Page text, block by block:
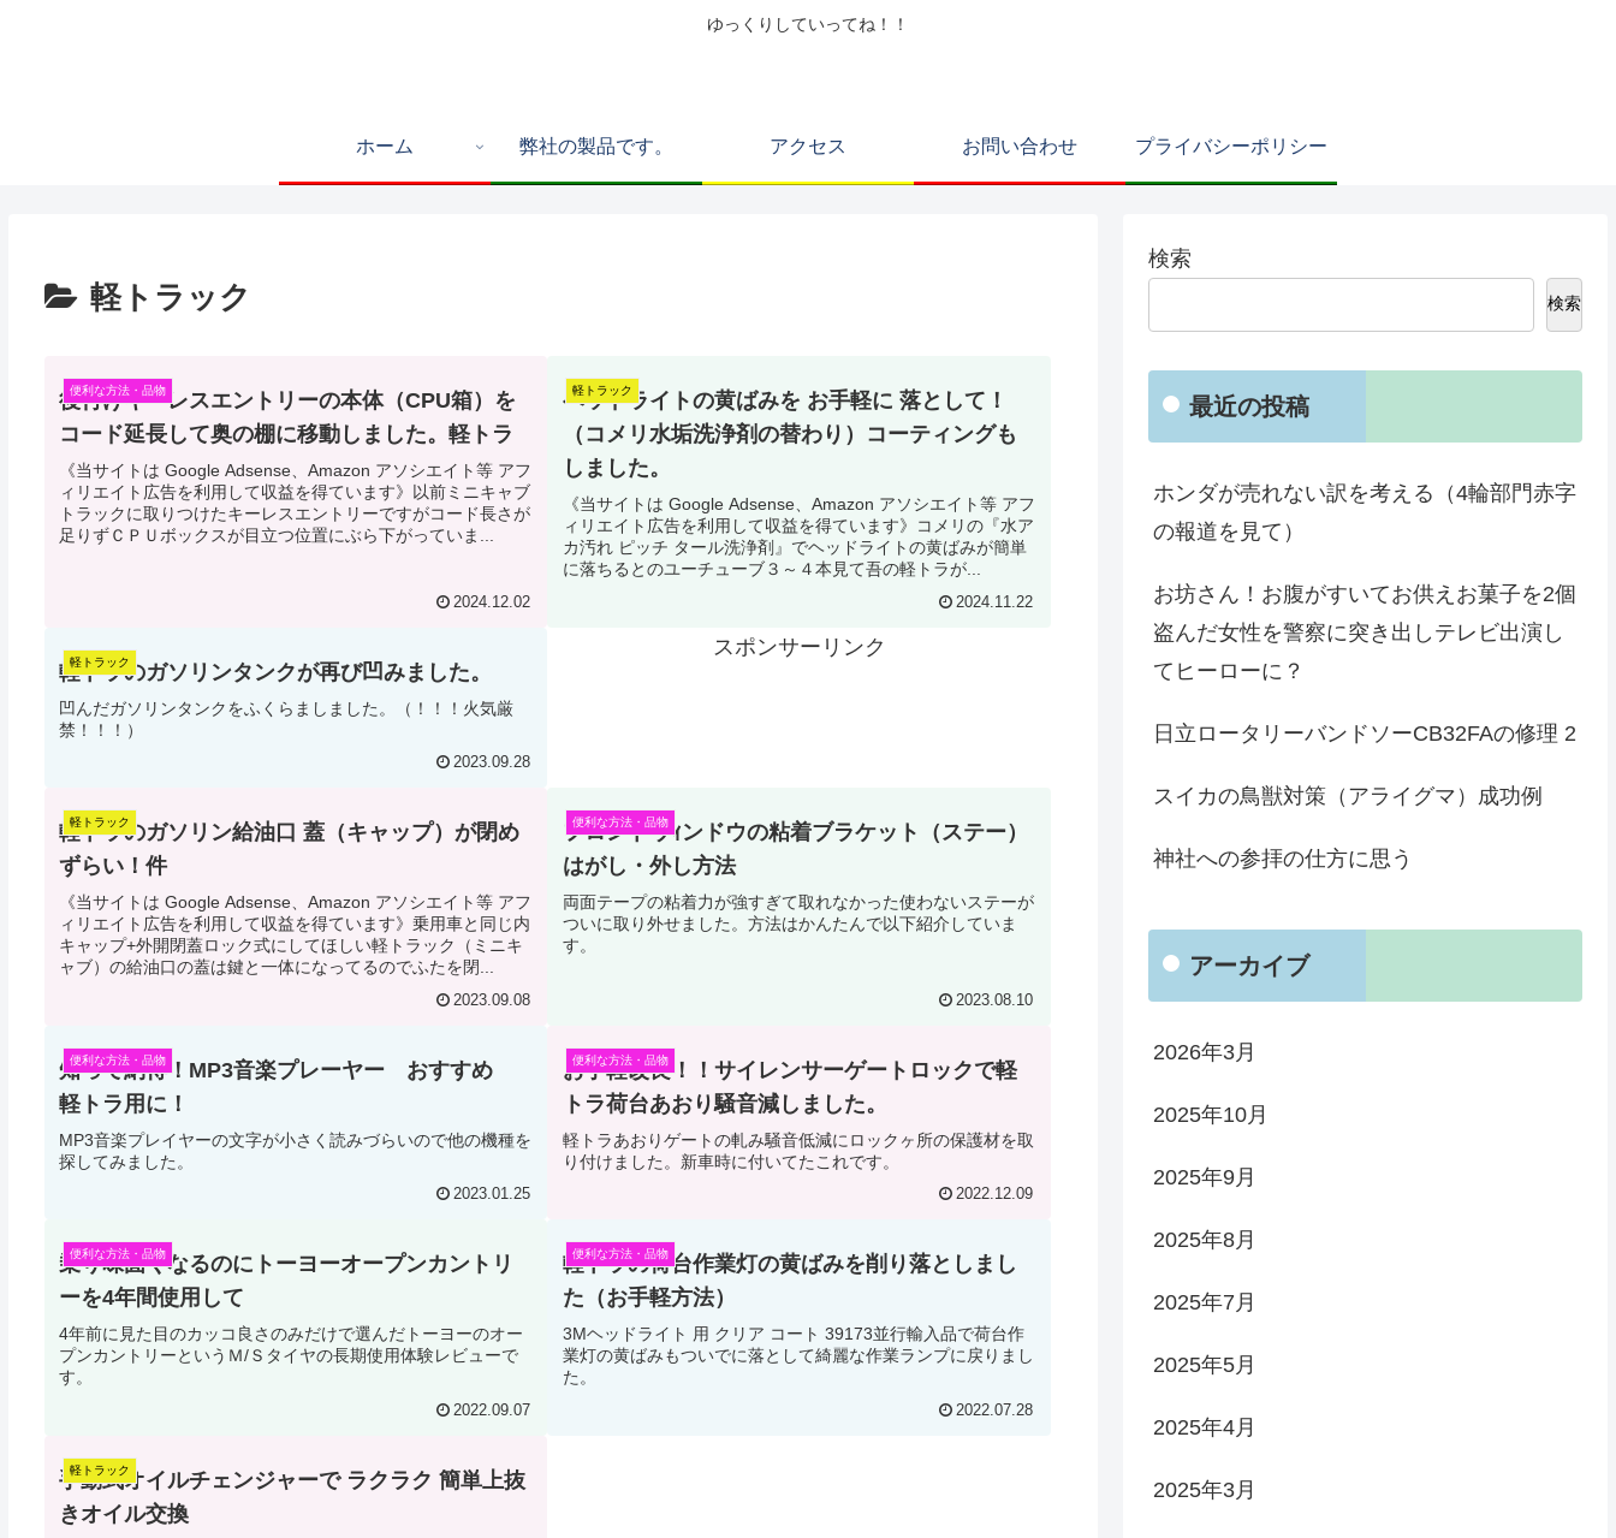
ゆっくりしていってね！！
ホーム 弊社の製品です。 アクセス お問い合わせ プライバシーポリシー
軽トラック
便利な方法・品物
後付けキーレスエントリーの本体（CPU箱）を
コード延長して奥の棚に移動しました。軽トラ
《当サイトは Google Adsense、Amazon アソシエイト等 アフ
ィリエイト広告を利用して収益を得ています》以前ミニキャブ
トラックに取りつけたキーレスエントリーですがコード長さが
足りずＣＰＵボックスが目立つ位置にぶら下がっていま...
2024.12.02
軽トラック
ヘッドライトの黄ばみを お手軽に 落として！
（コメリ水垢洗浄剤の替わり）コーティングも
しました。
《当サイトは Google Adsense、Amazon アソシエイト等 アフ
ィリエイト広告を利用して収益を得ています》コメリの『水ア
カ汚れ ピッチ タール洗浄剤』でヘッドライトの黄ばみが簡単
に落ちるとのユーチューブ３～４本見て吾の軽トラが...
2024.11.22
軽トラック
軽トラのガソリンタンクが再び凹みました。
凹んだガソリンタンクをふくらましました。（！！！火気厳
禁！！！）
2023.09.28
スポンサーリンク
軽トラック
軽トラのガソリン給油口 蓋（キャップ）が閉め
ずらい！件
《当サイトは Google Adsense、Amazon アソシエイト等 アフ
ィリエイト広告を利用して収益を得ています》乗用車と同じ内
キャップ+外開閉蓋ロック式にしてほしい軽トラック（ミニキ
ャブ）の給油口の蓋は鍵と一体になってるのでふたを閉...
2023.09.08
便利な方法・品物
フロントウｨンドウの粘着ブラケット（ステー）
はがし・外し方法
両面テープの粘着力が強すぎて取れなかった使わないステーが
ついに取り外せました。方法はかんたんで以下紹介していま
す。
2023.08.10
便利な方法・品物
知って納得！MP3音楽プレーヤー おすすめ
軽トラ用に！
MP3音楽プレイヤーの文字が小さく読みづらいので他の機種を
探してみました。
2023.01.25
便利な方法・品物
お手軽改良！！サイレンサーゲートロックで軽
トラ荷台あおり騒音減しました。
軽トラあおりゲートの軋み騒音低減にロックヶ所の保護材を取
り付けました。新車時に付いてたこれです。
2022.12.09
便利な方法・品物
乗り味固くなるのにトーヨーオープンカントリ
ーを4年間使用して
4年前に見た目のカッコ良さのみだけで選んだトーヨーのオー
プンカントリーというＭ/Ｓタイヤの長期使用体験レビューで
す。
2022.09.07
便利な方法・品物
軽トラの荷台作業灯の黄ばみを削り落としまし
た（お手軽方法）
3Mヘッドライト 用 クリア コート 39173並行輸入品で荷台作
業灯の黄ばみもついでに落として綺麗な作業ランプに戻りまし
た。
2022.07.28
軽トラック
手動式オイルチェンジャーで ラクラク 簡単上抜
きオイル交換
検索
検索
最近の投稿
ホンダが売れない訳を考える（4輪部門赤字
の報道を見て）
お坊さん！お腹がすいてお供えお菓子を2個
盗んだ女性を警察に突き出しテレビ出演し
てヒーローに？
日立ロータリーバンドソーCB32FAの修理 2
スイカの鳥獣対策（アライグマ）成功例
神社への参拝の仕方に思う
アーカイブ
2026年3月
2025年10月
2025年9月
2025年8月
2025年7月
2025年5月
2025年4月
2025年3月